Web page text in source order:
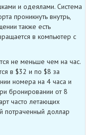
и одеялами. Система
проникнуть внутрь,
также есть
в компьютер с
не меньше чем на час.
в $32 и по $8 за
номера на 4 часа и
бронировании от 8
часто летающих
потраченный доллар